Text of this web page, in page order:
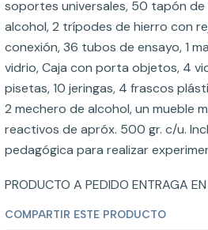
soportes universales, 50 tapón
alcohol, 2 trípodes de hierro con
conexión, 36 tubos de ensayo, 1
vidrio, Caja con porta objetos, 4
pisetas, 10 jeringas, 4 frascos
2 mechero de alcohol, un mueble
reactivos de apróx. 500 gr. c/u.
pedagógica para realizar
PRODUCTO A PEDIDO ENTRAGA
COMPARTIR ESTE PRODUCTO